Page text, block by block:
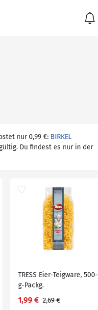
nur 0,99 €: BIRKEL
Du findest es nur in der
TRESS Eier-Teigware, 500-
g-Packg.
1,99 € 2,69 €